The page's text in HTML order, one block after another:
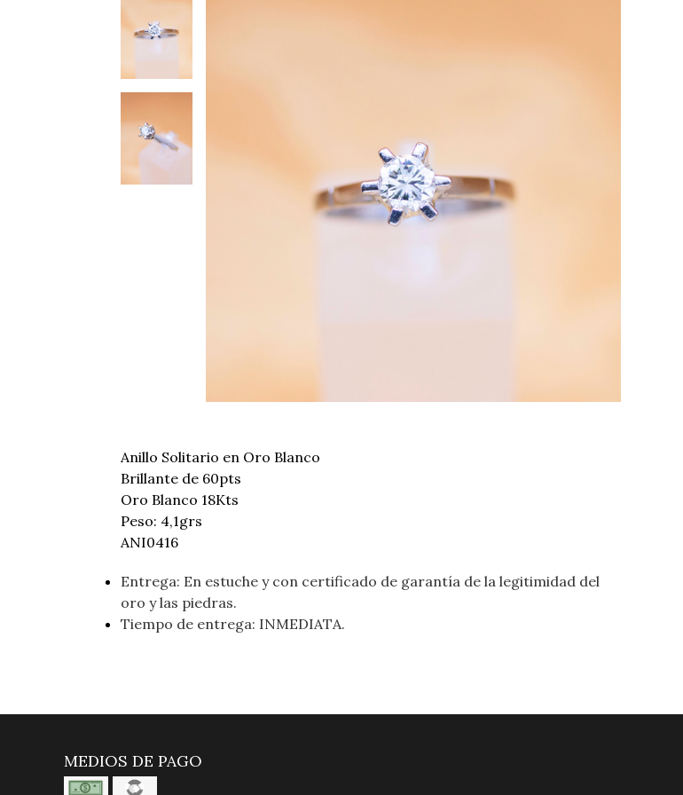
Anillo Solitario en Oro Blanco
Brillante de 60pts
Oro Blanco 18Kts
Peso: 4,1grs
ANI0416
Entrega: En estuche y con certificado de garantía de la legitimidad del
oro y las piedras.
Tiempo de entrega: INMEDIATA.
MEDIOS DE PAGO